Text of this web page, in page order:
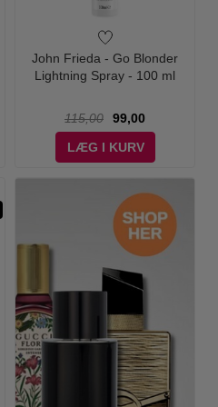
John Frieda - Go Blonder
Lightning Spray - 100 ml
115,00
99,00
LÆG I KURV